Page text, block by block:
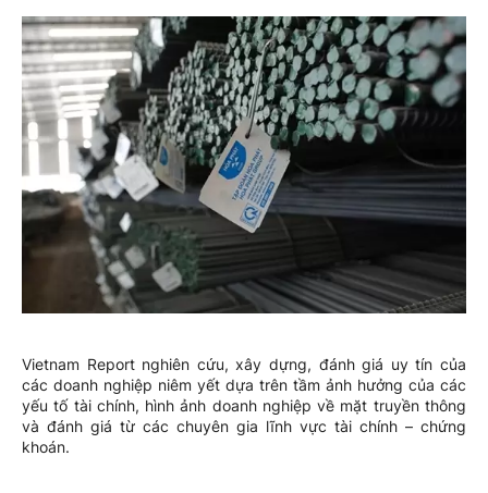
Vietnam Report nghiên cứu, xây dựng, đánh giá uy tín của
các doanh nghiệp niêm yết dựa trên tầm ảnh hưởng của các
yếu tố tài chính, hình ảnh doanh nghiệp về mặt truyền thông
và đánh giá từ các chuyên gia lĩnh vực tài chính – chứng
khoán.